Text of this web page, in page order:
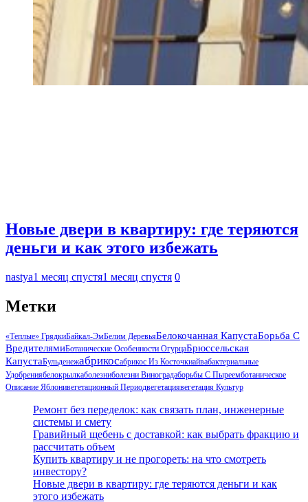
Новые двери в квартиру: где теряются
деньги и как этого избежать
nastya1 месяц спустя1 месяц спустя 0
Метки
«Теплые» ГрядкиБайкал-ЭмБелим ДеревьяБелокочанная КапустаБорьба С
ВредителямиБотанические Особенности ОгурцаБрюссельская
КапустаБульденежАбрикосАбрикос Из КосточкиАйваБактериальные
УдобренияБелокрылкаБолезниБолезни ВиноградаБорьбы С ПыреемБотаническое
Описание ЯблониВегетационный ПериодВегетацияВегетация Культур
Ремонт без переделок: как связать план, инженерные
системы и смету
Гравийный щебень с доставкой: как выбрать фракцию и
рассчитать объем
Купить квартиру и не прогореть: на что смотреть
инвестору?
Новые двери в квартиру: где теряются деньги и как
этого избежать